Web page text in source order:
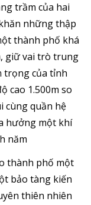
trầm của hai
những thập
thành phố khá
giữ vai trò trung
trọng của tỉnh
cao 1.500m so
cùng quần hệ
hưởng một khí
năm
thành phố một
bảo tàng kiến
thiên nhiên